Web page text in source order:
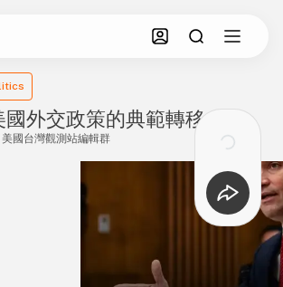
國外交政策的典範轉移
國台灣觀測站編輯群